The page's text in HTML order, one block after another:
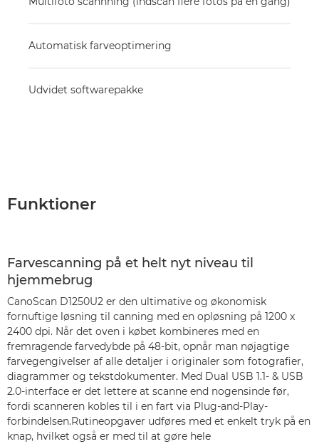
Automatisk farveoptimering
Udvidet softwarepakke
Funktioner
Farvescanning på et helt nyt niveau til
hjemmebrug
CanoScan D1250U2 er den ultimative og økonomisk
fornuftige løsning til canning med en opløsning på 1200 x
2400 dpi. Når det oven i købet kombineres med en
fremragende farvedybde på 48-bit, opnår man nøjagtige
farvegengivelser af alle detaljer i originaler som fotografier,
diagrammer og tekstdokumenter. Med Dual USB 1.1- & USB
2.0-interface er det lettere at scanne end nogensinde før,
fordi scanneren kobles til i en fart via Plug-and-Play-
forbindelsen.Rutineopgaver udføres med et enkelt tryk på en
knap, hvilket også er med til at gøre hele